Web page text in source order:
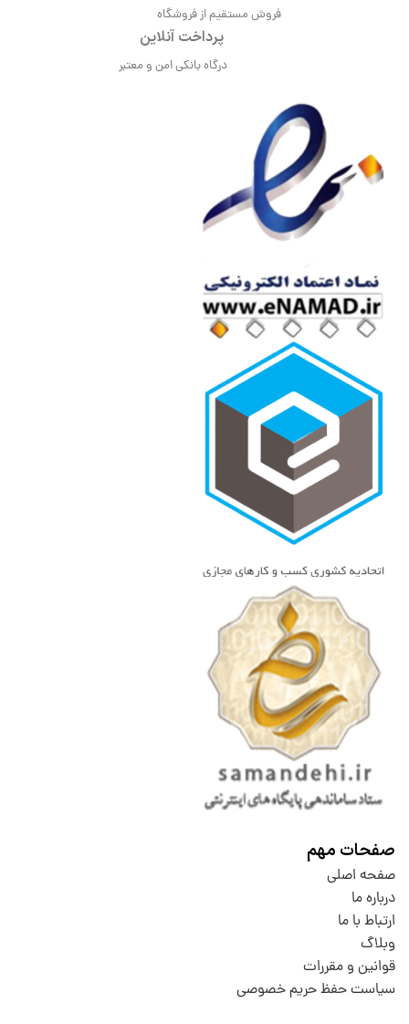
فروش مستقیم از فروشگاه
پرداخت آنلاین
درگاه بانکی امن و معتبر
صفحات مهم
صفحه اصلی
درباره ما
ارتباط با ما
وبلاگ
قوانین و مقررات
سیاست حفظ حریم خصوصی